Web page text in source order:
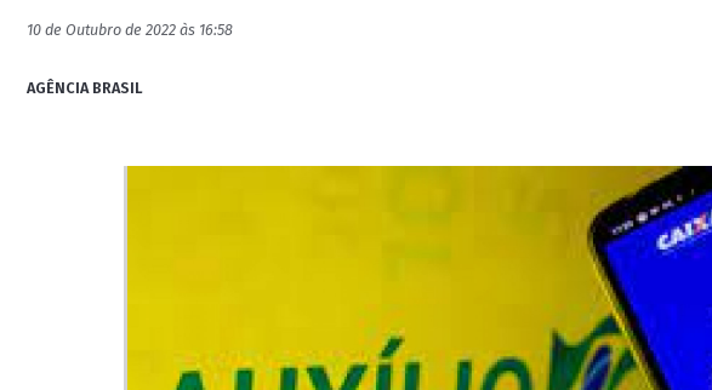
10 de Outubro de 2022 às 16:58
AGÊNCIA BRASIL